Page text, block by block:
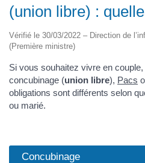
(union libre) :
Vérifié le 30/03/2022 – Direction de
(Première ministre)
Si vous souhaitez vivre en
concubinage (union libre), Pacs
obligations sont différents selon
ou marié.
Concubinage